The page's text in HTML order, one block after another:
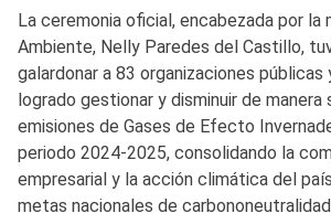
La ceremonia oficial, encabezada por la
Ambiente, Nelly Paredes del Castillo,
galardonar a 83 organizaciones públicas
logrado gestionar y disminuir de manera
emisiones de Gases de Efecto
periodo 2024-2025, consolidando la
empresarial y la acción climática del
metas nacionales de